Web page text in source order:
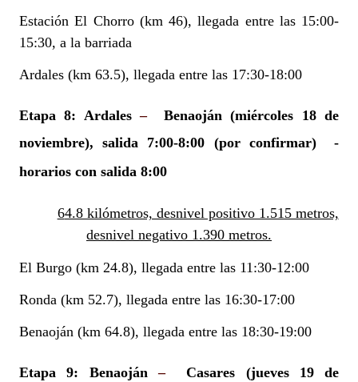
Estación El Chorro (km 46), llegada entre las 15:00-
15:30, a la barriada
Ardales (km 63.5), llegada entre las 17:30-18:00
Etapa 8: Ardales– Benaoján(miércoles 18 de
noviembre), salida 7:00-8:00 (por confirmar)
-
horarios con salida 8:00
64.8 kilómetros, desnivel positivo 1.515 metros,
desnivel negativo 1.390 metros.
El Burgo (km 24.8), llegada entre las 11:30-12:00
Ronda (km 52.7), llegada entre las 16:30-17:00
Benaoján (km 64.8), llegada entre las 18:30-19:00
Etapa 9: Benaoján–Casares (jueves 19 de